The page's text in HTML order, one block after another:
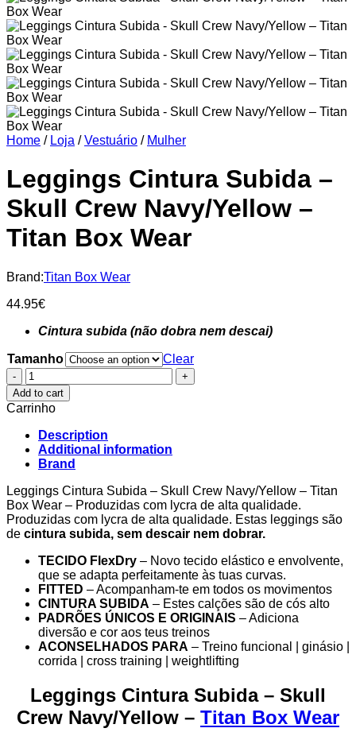
Home / Loja / Vestuário / Mulher
Leggings Cintura Subida –
Skull Crew Navy/Yellow –
Titan Box Wear
Brand:Titan Box Wear
44.95€
Cintura subida (não dobra nem descai)
Tamanho
Clear
Leggings
Cintura
Subida
-
Skull
Crew
Navy/Yellow
Titan
Box
Wear
quantity
Add to cart
Carrinho
Description
Additional information
Brand
Leggings Cintura Subida – Skull Crew Navy/Yellow – Titan
Box Wear – Produzidas com lycra de alta qualidade.
Produzidas com lycra de alta qualidade. Estas leggings são
de cintura subida, sem descair nem dobrar.
TECIDO FlexDry – Novo tecido elástico e envolvente,
que se adapta perfeitamente às tuas curvas.
FITTED – Acompanham-te em todos os movimentos
CINTURA SUBIDA – Estes calções são de cós alto
PADRÕES ÚNICOS E ORIGINAIS – Adiciona
diversão e cor aos teus treinos
ACONSELHADOS PARA – Treino funcional | ginásio |
corrida | cross training | weightlifting
Leggings Cintura Subida – Skull
Crew Navy/Yellow – Titan Box Wear